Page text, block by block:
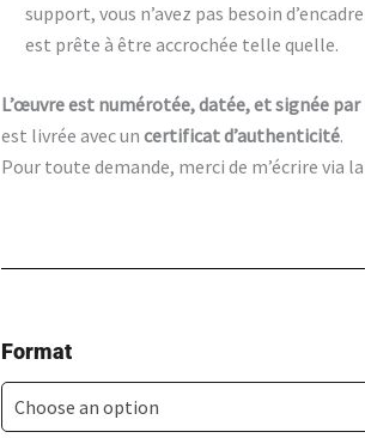
support, vous n’avez pas besoin
est prête à être accrochée telle quelle.
L’œuvre est numérotée, datée, et signée par
est livrée avec un certificat d’authenticité.
Pour toute demande, merci de m’écrire via
Format
bon
temps-